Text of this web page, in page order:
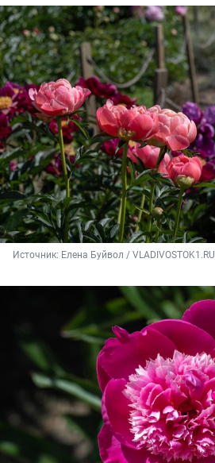
Источник: Елена Буйвол / VLADIVOSTOK1.RU